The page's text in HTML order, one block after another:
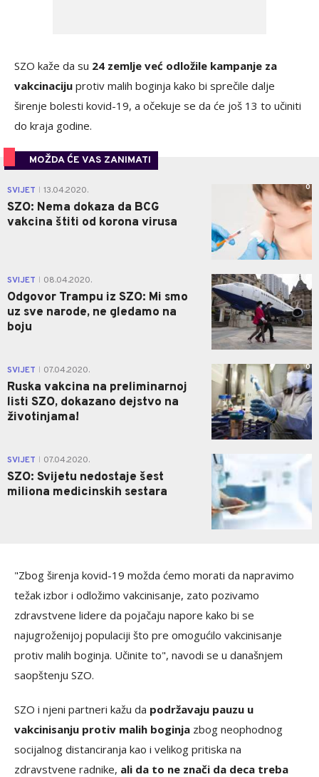
SZO kaže da su 24 zemlje već odložile kampanje za
vakcinaciju protiv malih boginja kako bi sprečile dalje
širenje bolesti kovid-19, a očekuje se da će još 13 to učiniti
do kraja godine.
MOŽDA ĆE VAS ZANIMATI
SVIJET 13.04.2020.
SZO: Nema dokaza da BCG
vakcina štiti od korona virusa
0
SVIJET 08.04.2020.
Odgovor Trampu iz SZO: Mi smo
uz sve narode, ne gledamo na
boju
SVIJET 07.04.2020.
Ruska vakcina na preliminarnoj
listi SZO, dokazano dejstvo na
životinjama!
0
SVIJET 07.04.2020.
SZO: Svijetu nedostaje šest
miliona medicinskih sestara
"Zbog širenja kovid-19 možda ćemo morati da napravimo
težak izbor i odložimo vakcinisanje, zato pozivamo
zdravstvene lidere da pojačaju napore kako bi se
najugroženijoj populaciji što pre omogućilo vakcinisanje
protiv malih boginja. Učinite to", navodi se u današnjem
saopštenju SZO.
SZO i njeni partneri kažu da podržavaju pauzu u
vakcinisanju protiv malih boginja zbog neophodnog
socijalnog distanciranja kao i velikog pritiska na
zdravstvene radnike, ali da to ne znači da deca treba